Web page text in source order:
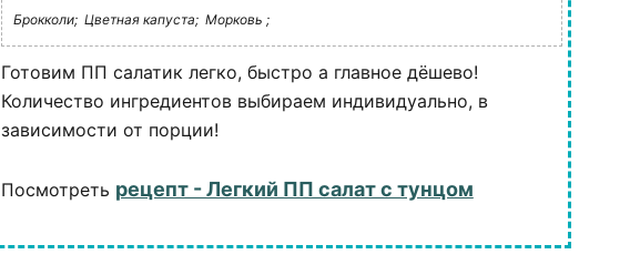
Брокколи; Цветная капуста; Морковь ;
Готовим ПП салатик легко, быстро а главное дёшево!
Количество ингредиентов выбираем индивидуально, в
зависимости от порции!
Посмотреть рецепт - Легкий ПП салат с тунцом